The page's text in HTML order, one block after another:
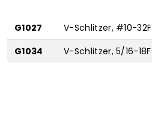
G1027
V-Schlitzer, #10-32F
G1034
V-Schlitzer, 5/16-18F